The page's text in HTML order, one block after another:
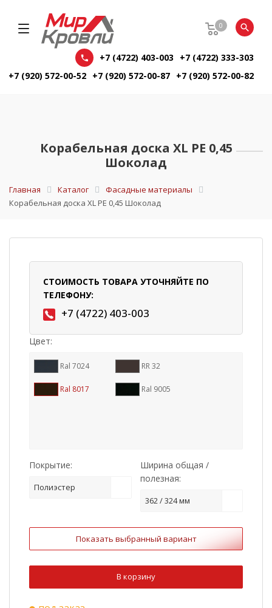
0
+7 (4722) 403-003
+7 (4722) 333-303
+7 (920) 572-00-52 +7 (920) 572-00-87 +7 (920) 572-00-82
Корабельная доска XL PE 0,45
Шоколад
Главная Каталог
Фасадные материалы
Корабельная доска XL PE 0,45 Шоколад
СТОИМОСТЬ ТОВАРА УТОЧНЯЙТЕ ПО
ТЕЛЕФОНУ:
+7 (4722) 403-003
Цвет:
Ral 7024 RR 32
Ral 8017 Ral 9005
Покрытие:
Полиэстер
Ширина общая /
полезная:
362 / 324 мм
Показать выбранный вариант
В корзину